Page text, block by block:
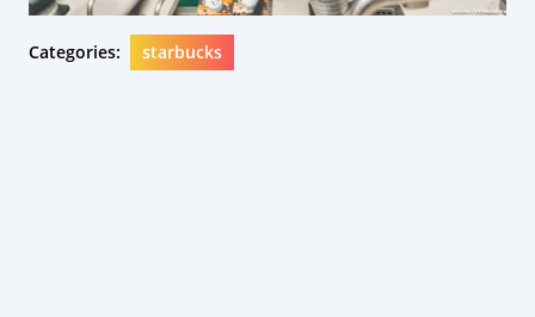
Categories: starbucks